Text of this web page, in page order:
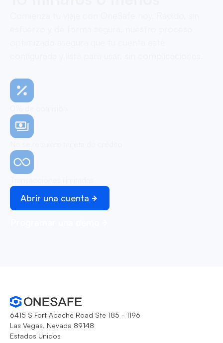
Abrir una cuenta
6415 S Fort Apache Road Ste 185 - 1196
Las Vegas, Nevada 89148
Estados Unidos